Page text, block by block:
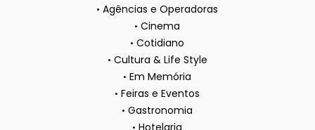
Agências e Operadoras
Cinema
Cotidiano
Cultura & Life Style
Em Memória
Feiras e Eventos
Gastronomia
Hotelaria